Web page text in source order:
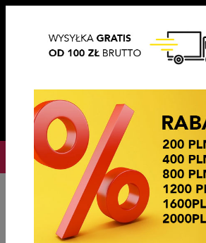
OKAZJE CENOWE! OKAZJE
Strona główna Ozdoby do włosów